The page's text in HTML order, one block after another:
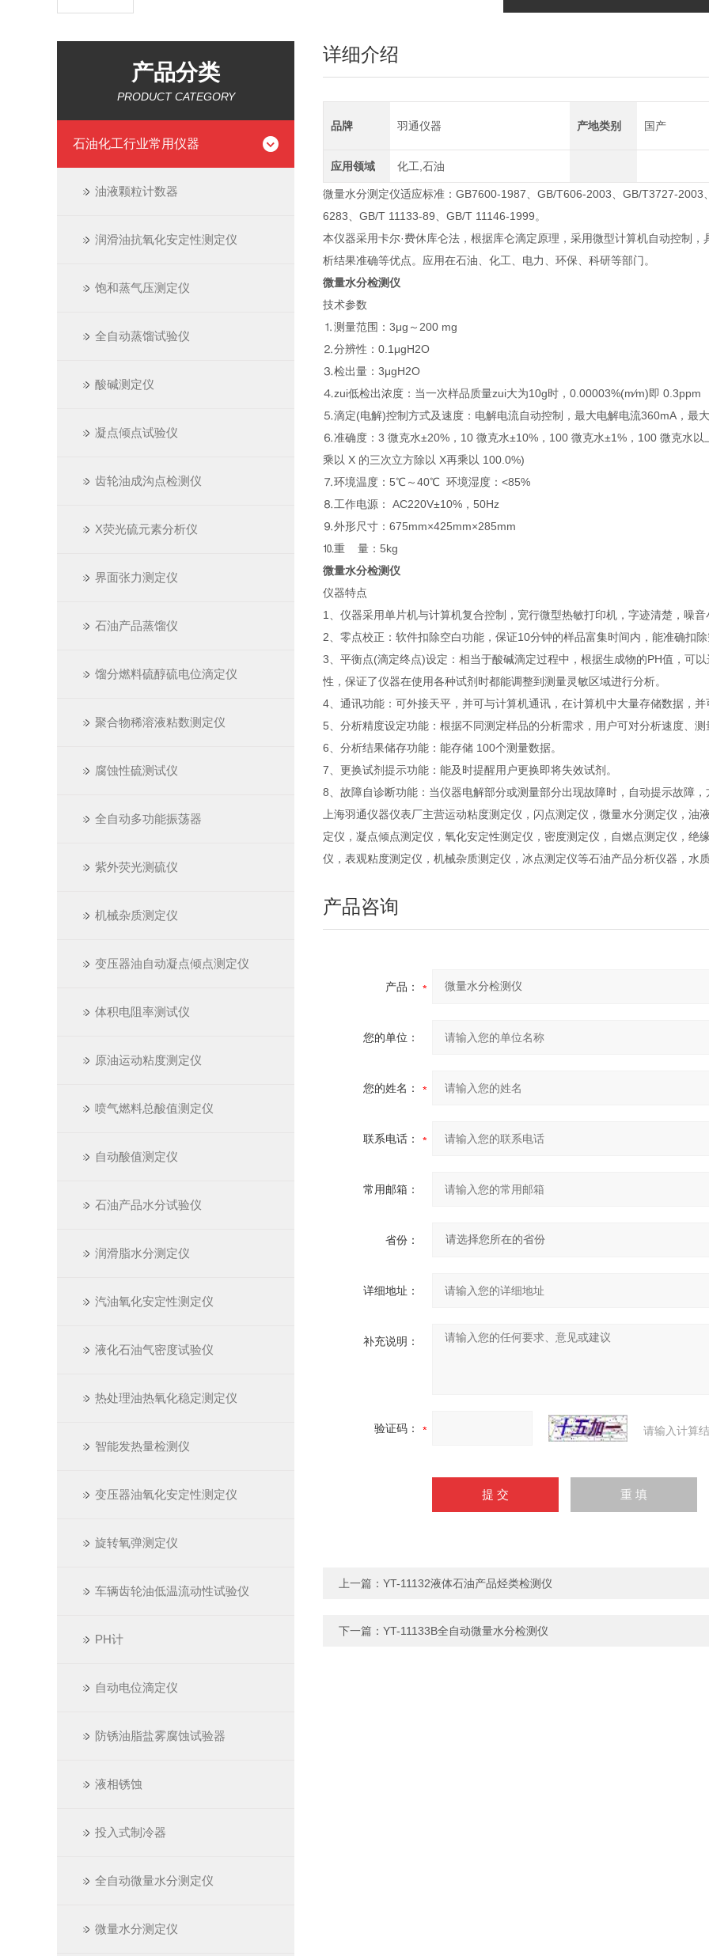
产品分类
PRODUCT CATEGORY
石油化工行业常用仪器
油液颗粒计数器
润滑油抗氧化安定性测定仪
饱和蒸气压测定仪
全自动蒸馏试验仪
酸碱测定仪
凝点倾点试验仪
齿轮油成沟点检测仪
X荧光硫元素分析仪
界面张力测定仪
石油产品蒸馏仪
馏分燃料硫醇硫电位滴定仪
聚合物稀溶液粘数测定仪
腐蚀性硫测试仪
全自动多功能振荡器
紫外荧光测硫仪
机械杂质测定仪
变压器油自动凝点倾点测定仪
体积电阻率测试仪
原油运动粘度测定仪
喷气燃料总酸值测定仪
自动酸值测定仪
石油产品水分试验仪
润滑脂水分测定仪
汽油氧化安定性测定仪
液化石油气密度试验仪
热处理油热氧化稳定测定仪
智能发热量检测仪
变压器油氧化安定性测定仪
旋转氧弹测定仪
车辆齿轮油低温流动性试验仪
PH计
自动电位滴定仪
防锈油脂盐雾腐蚀试验器
液相锈蚀
投入式制冷器
全自动微量水分测定仪
微量水分测定仪
详细介绍
品牌 羽通仪器 产地类别 国产
应用领域 化工,石油
微量水分测定仪适应标准：GB7600-1987、GB/T606-2003、GB/T3727-
6283、GB/T 11133-89、GB/T 11146-1999。
本仪器采用卡尔·费休库仑法，根据库仑滴定原理，采用微型计算机自动控制
析结果准确等优点。应用在石油、化工、电力、环保、科研等部门。
微量水分检测仪
技术参数
⒈测量范围：3μg～200 mg
⒉分辨性：0.1μgH2O
⒊检出量：3μgH2O
⒋zui低检出浓度：当一次样品质量zui大为10g时，0.00003%(m∕m)即 0.3ppm
⒌滴定(电解)控制方式及速度：电解电流自动控制，最大电解电流360mA，最
⒍准确度：3 微克水±20%，10 微克水±10%，100 微克水±1%，100 微克水
乘以 X 的三次立方除以 X再乘以 100.0%)
⒎环境温度：5℃～40℃ 环境湿度：<85%
⒏工作电源： AC220V±10%，50Hz
⒐外形尺寸：675mm×425mm×285mm
⒑重 量：5kg
微量水分检测仪
仪器特点
1、仪器采用单片机与计算机复合控制，宽行微型热敏打印机，字迹清楚，噪
2、零点校正：软件扣除空白功能，保证10分钟的样品富集时间内，能准确扣
3、平衡点(滴定终点)设定：相当于酸碱滴定过程中，根据生成物的PH值，可
性，保证了仪器在使用各种试剂时都能调整到测量灵敏区域进行分析。
4、通讯功能：可外接天平，并可与计算机通讯，在计算机中大量存储数据，
5、分析精度设定功能：根据不同测定样品的分析需求，用户可对分析速度、
6、分析结果储存功能：能存储 100个测量数据。
7、更换试剂提示功能：能及时提醒用户更换即将失效试剂。
8、故障自诊断功能：当仪器电解部分或测量部分出现故障时，自动提示故障
上海羽通仪器仪表厂主营运动粘度测定仪，闪点测定仪，微量水分测定仪，
定仪，凝点倾点测定仪，氧化安定性测定仪，密度测定仪，自燃点测定仪，
仪，表观粘度测定仪，机械杂质测定仪，冰点测定仪等石油产品分析仪器，水
产品咨询
产品：
您的单位：
您的姓名：
联系电话：
常用邮箱：
省份：
详细地址：
补充说明：
验证码： 请输入计算
上一篇： YT-11132液体石油产品烃类检测仪
下一篇： YT-11133B全自动微量水分检测仪